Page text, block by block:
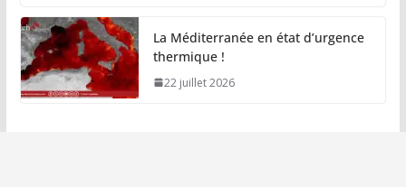
La Méditerranée en état d’urgence
thermique !
22 juillet 2026